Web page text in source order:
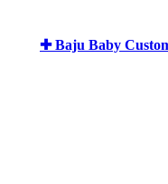
✚ Baju Baby